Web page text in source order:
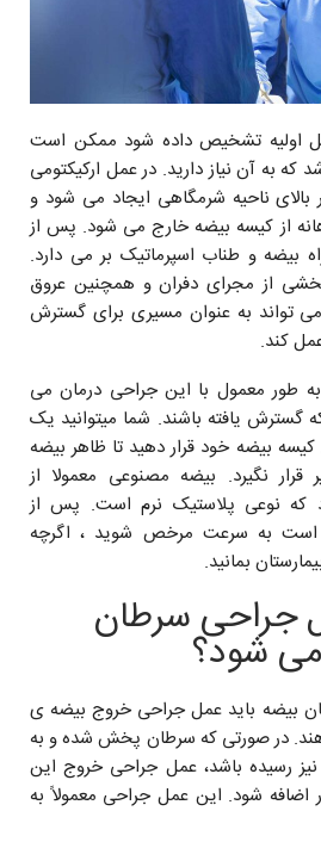
اولیه تشخیص داده شود ممکن است
که به آن نیاز دارید. در عمل ارکیکتومی
ناحیه شرمگاهی ایجاد می شود و
از کیسه بیضه خارج می شود. پس از
بیضه و طناب اسپرماتیک بر می دارد.
از مجرای دفران و همچنین عروق
تواند به عنوان مسیری برای گسترش
کند.
طور معمول با این جراحی درمان می
یافته باشند. شما میتوانید یک
بیضه خود قرار دهید تا ظاهر بیضه
نگیرد. بیضه مصنوعی معمولا از
که نوعی پلاستیک نرم است. پس از
است به سرعت مرخص شوید ، اگرچه
بمانید.
جراحی سرطان
شود؟
بیضه باید عمل جراحی خروج بیضه ی
در صورتی که سرطان پخش شده و به
رسیده باشد، عمل جراحی خروج این
اضافه شود. این عمل جراحی معمولاً به